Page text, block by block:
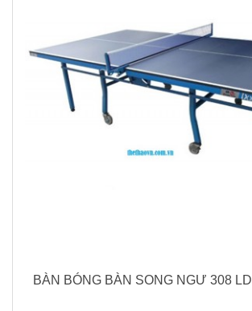
BÀN BÓNG BÀN SONG NGƯ 308 LD